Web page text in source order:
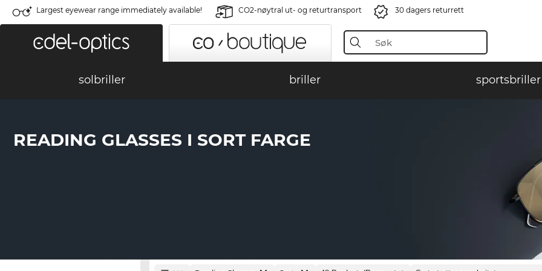
Largest eyewear range immediately available! CO2-nøytral ut- og returtransport 30 dagers returrett
solbriller briller sportsbriller
READING GLASSES I SORT FARGE